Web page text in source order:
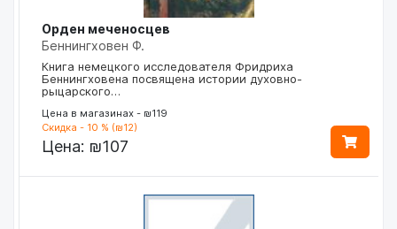
Орден меченосцев
Беннингховен Ф.
Книга немецкого исследователя Фридриха
Беннингховена посвящена истории духовно-
рыцарского…
Цена в магазинах - ₪119
Скидка - 10 % (₪12)
Цена: ₪107